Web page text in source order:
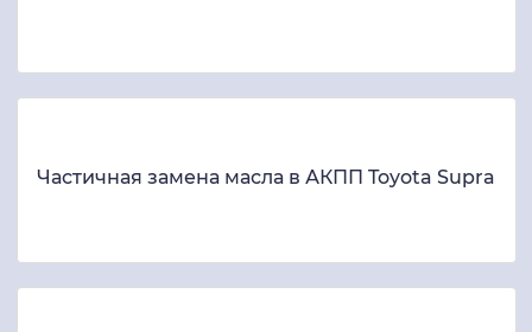
Частичная замена масла в АКПП Toyota Supra